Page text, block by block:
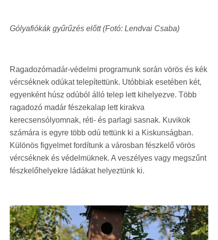
Gólyafiókák gyűrűzés előtt (Fotó: Lendvai Csaba)
Ragadozómadár-védelmi programunk során vörös és kék
vércséknek odúkat telepítettünk. Utóbbiak esetében két,
egyenként húsz odúból álló telep lett kihelyezve. Több
ragadozó madár fészekalap lett kirakva
kerecsensólyomnak, réti- és parlagi sasnak. Kuvikok
számára is egyre több odú tettünk ki a Kiskunságban.
Különös figyelmet fordítunk a városban fészkelő vörös
vércséknek és védelmüknek. A veszélyes vagy megszűnt
fészkelőhelyekre ládákat helyeztünk ki.